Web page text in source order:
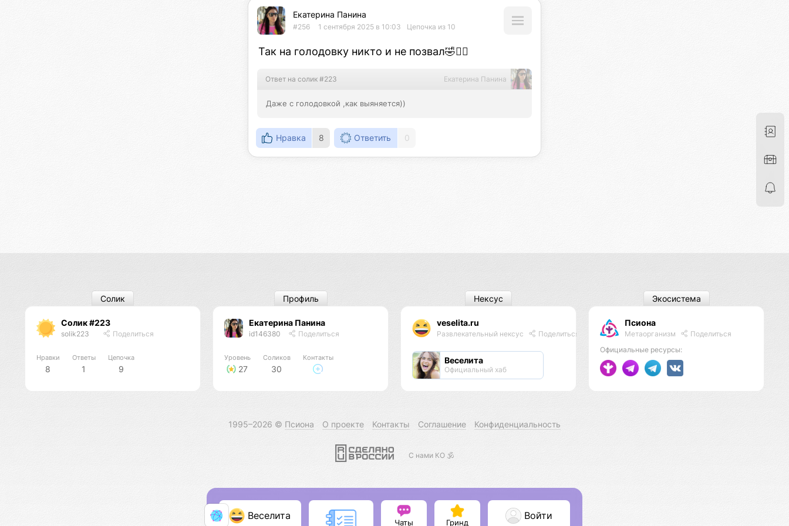
Екатерина Панина
#256 1 сентября 2025 в 10:03 Цепочка из 10
Так на голодовку никто и не позвал🤣🤦‍♀️
Ответ на солик #223 Екатерина Панина
Даже с голодовкой ,как выяняется))
Нравка 8 Ответить 0
Солик #223
solik223 Поделиться
Нравки
8
Ответы
1
Цепочка
9
Солик
Екатерина Панина
id146380 Поделиться
Уровень
27
Соликов
30
Контакты
Профиль
veselita.ru
Развлекательный нексус Поделиться
Веселита
Официальный хаб
Нексус
Псиона
Метаорганизм
Поделиться
Официальные ресурсы:
Экосистема
1995–2026 © Псиона О проекте Контакты Соглашение Конфиденциальность
С нами КО 🕉️
Веселита
Чаты Гринд
Войти